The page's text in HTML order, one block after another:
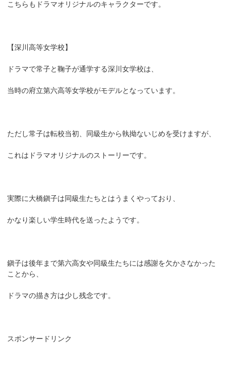
こちらもドラマオリジナルのキャラクターです。
【深川高等女学校】
ドラマで常子と鞠子が通学する深川女学校は、
当時の府立第六高等女学校がモデルとなっています。
ただし常子は転校当初、同級生から執拗ないじめを受けますが、
これはドラマオリジナルのストーリーです。
実際に大橋鎭子は同級生たちとはうまくやっており、
かなり楽しい学生時代を送ったようです。
鎭子は後年まで第六高女や同級生たちには感謝を欠かさなかった
ことから、
ドラマの描き方は少し残念です。
スポンサードリンク